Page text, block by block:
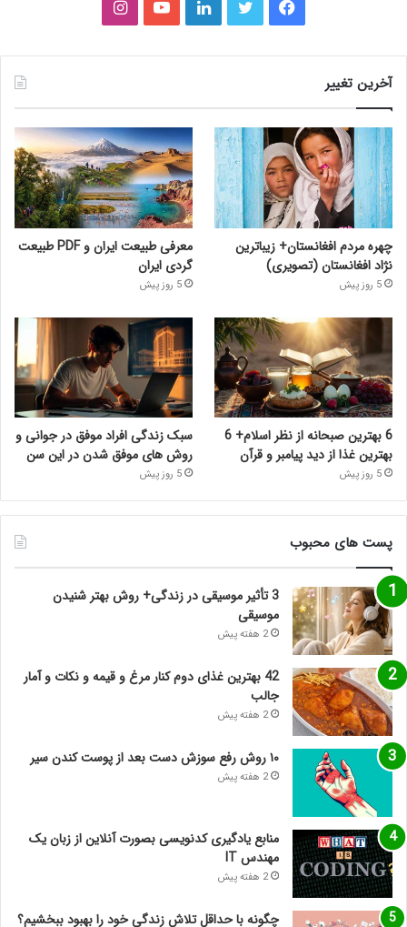
فیس توییترلینکدینیوتیوباینستاگرام
آخرین تغییر
چهره مردم افغانستان+ زیباترین
نژاد افغانستان (تصویری)
5 روز پیش
معرفی طبیعت ایران و PDF طبیعت
گردی ایران
5 روز پیش
6 بهترین صبحانه از نظر اسلام+ 6
بهترین غذا از دید پیامبر و قرآن
5 روز پیش
سبک زندگی افراد موفق در جوانی و
روش های موفق شدن در این سن
5 روز پیش
پست های محبوب
3 تأثیر موسیقی در زندگی+ روش بهتر شنیدن
موسیقی
2 هفته پیش
42 بهترین غذای دوم کنار مرغ و قیمه و نکات و آمار
جالب
2 هفته پیش
۱۰ روش رفع سوزش دست بعد از پوست کندن سیر
2 هفته پیش
منابع یادگیری کدنویسی بصورت آنلاین از زبان یک
مهندس IT
2 هفته پیش
چگونه با حداقل تلاش زندگی خود را بهبود ببخشیم؟